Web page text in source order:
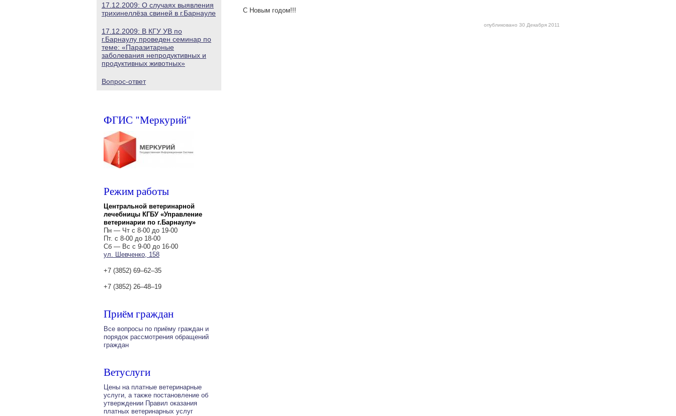
17.12.2009: О случаях выявления
трихинеллёза свиней в г.Барнауле
17.12.2009: В КГУ УВ по
г.Барнаулу проведен семинар по
теме: «Паразитарные
заболевания непродуктивных и
продуктивных животных»
Вопрос-ответ
ФГИС "Меркурий"
Режим работы
Центральной ветеринарной
лечебницы КГБУ «Управление
ветеринарии по г.Барнаулу»
Пн — Чт с 8-00 до 19-00
Пт. с 8-00 до 18-00
Сб — Вс с 9-00 до 16-00
ул. Шевченко, 158
+7 (3852) 69‒62‒35
+7 (3852) 26‒48‒19
Приём граждан
Все вопросы по приёму граждан и
порядок рассмотрения обращений
граждан
Ветуслуги
Цены на платные ветеринарные
услуги, а также постановление об
утверждении Правил оказания
платных ветеринарных услуг
С Новым годом!!!
опубликовано 30 Декабря 2011